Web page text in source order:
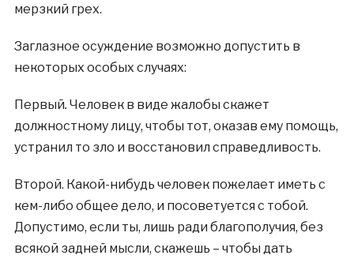
мерзкий грех.
Заглазное осуждение возможно допустить в
некоторых особых случаях:
Первый. Человек в виде жалобы скажет
должностному лицу, чтобы тот, оказав ему помощь,
устранил то зло и восстановил справедливость.
Второй. Какой-нибудь человек пожелает иметь с
кем-либо общее дело, и посоветуется с тобой.
Допустимо, если ты, лишь ради благополучия, без
всякой задней мысли, скажешь – чтобы дать